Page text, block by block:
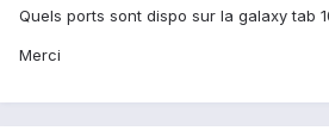
Quels ports sont dispo sur la galaxy tab
Merci